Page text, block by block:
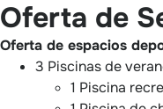
Oferta de
Oferta de espacios
3 Piscinas de
1 Piscina